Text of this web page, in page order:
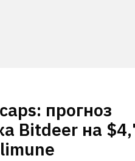
прогноз
Bitdeer на